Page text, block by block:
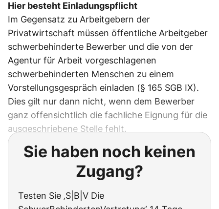
Hier besteht Einladungspflicht
Im Gegensatz zu Arbeitgebern der
Privatwirtschaft müssen öffentliche Arbeitgeber
schwerbehinderte Bewerber und die von der
Agentur für Arbeit vorgeschlagenen
schwerbehinderten Menschen zu einem
Vorstellungsgespräch einladen (§ 165 SGB IX).
Dies gilt nur dann nicht, wenn dem Bewerber
ganz offensichtlich die fachliche Eignung für die
ausgeschriebene Stelle fehlt.
Sie haben noch keinen
Zugang?
Testen Sie ‚S|B|V Die